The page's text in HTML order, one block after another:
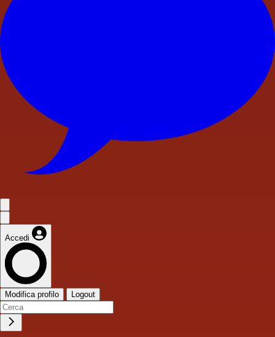
Accedi
Modifica profilo Logout